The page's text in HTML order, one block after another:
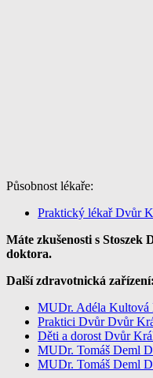
Působnost lékaře:
Praktický lékař Dvůr
Máte zkušenosti s
doktora.
Další zdravotnická zařízení:
MUDr. Adéla Kultová
Praktici Dvůr Dvůr
Děti a dorost Dvůr
MUDr. Tomáš Deml
MUDr. Tomáš Deml